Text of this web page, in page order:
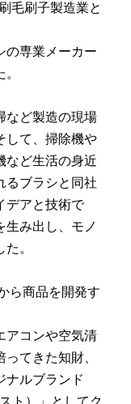
毛刷子製造業と
の専業メーカー
など製造の現場
して、掃除機や
など生活の身近
るブラシと同社
デアと技術で
生み出し、モノ
。
ら商品を開発す
アコンや空気清
てきた知財、
ナルブランド
ト）」としてク